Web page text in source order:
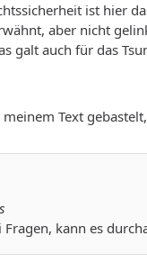
ist hier
aber nicht
galt auch für das
meinem Text
kann es